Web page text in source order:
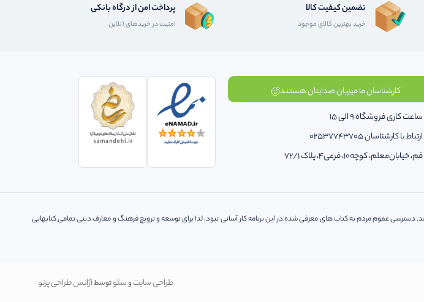
تضمین کیفیت کالا
خرید بهترین کالای موجود
پرداخت امن از درگاه بانکی
امنیت در خریدهای آنلاین
کارشناسان ما میزبان صدایتان هستند
ساعت کاری فروشگاه 9 الی 15
ارتباط با کارشناسان 02537743705
قم، خیابان‌معلم، کوچه‌10، فرعی‌4، پلاک ‌72/1
شروع برنامه‌ی تلویزیونی سمت خدا راه‌اندازی شد. دسترسی عموم مردم به کتاب های معرفی شده در این برنامه کار آسانی نبود، لذا‌ برای توسعه و ترویج فرهنگ و معارف دینی تمامی کتابهایی
طراحی سایت وسئوتوسطآژانس طراحی پرتو